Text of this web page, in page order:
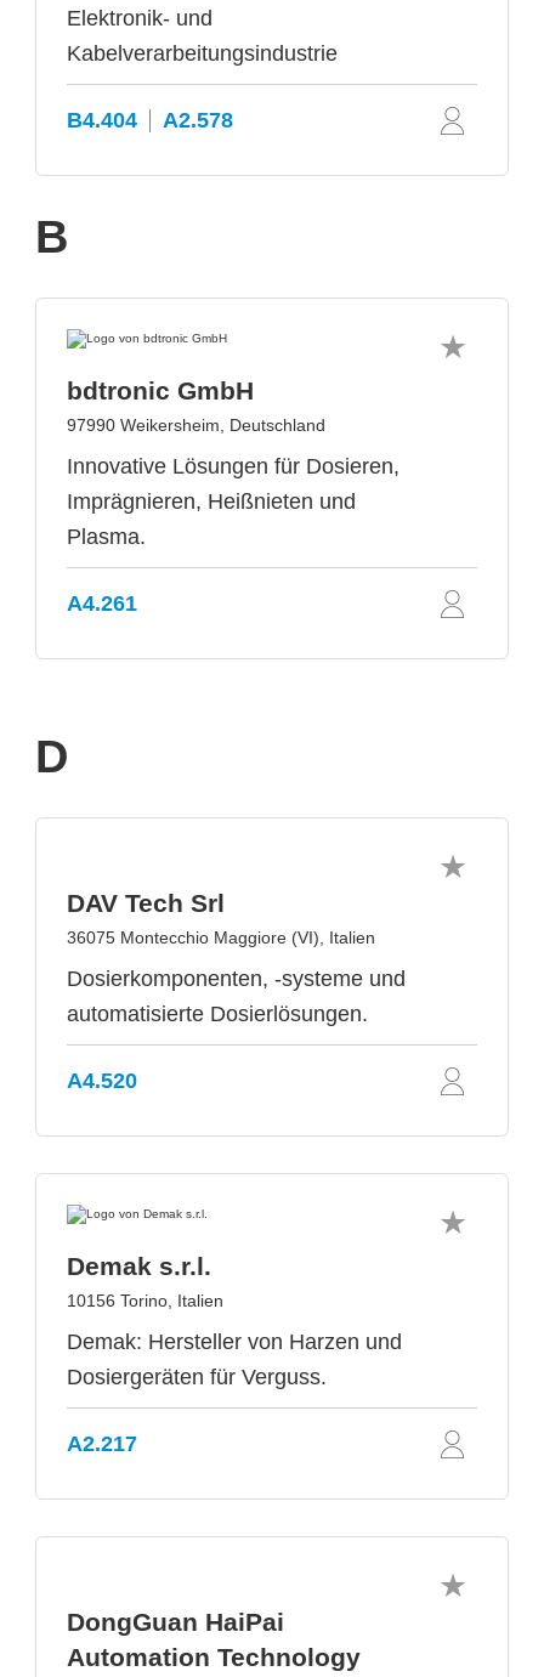
Elektronik- und
Kabelverarbeitungsindustrie
B4.404 A2.578
B
bdtronic GmbH
97990 Weikersheim, Deutschland
Innovative Lösungen für Dosieren,
Imprägnieren, Heißnieten und
Plasma.
A4.261
D
DAV Tech Srl
36075 Montecchio Maggiore (VI), Italien
Dosierkomponenten, -systeme und
automatisierte Dosierlösungen.
A4.520
Demak s.r.l.
10156 Torino, Italien
Demak: Hersteller von Harzen und
Dosiergeräten für Verguss.
A2.217
DongGuan HaiPai
Automation Technology